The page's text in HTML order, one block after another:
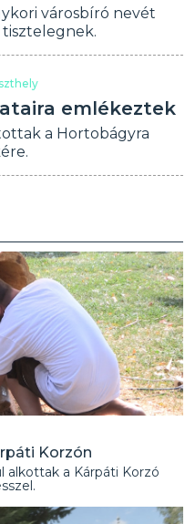
városbíró nevét
tisztelegnek.
emlékeztek
a Hortobágyra
Korzón
a Kárpáti Korzó